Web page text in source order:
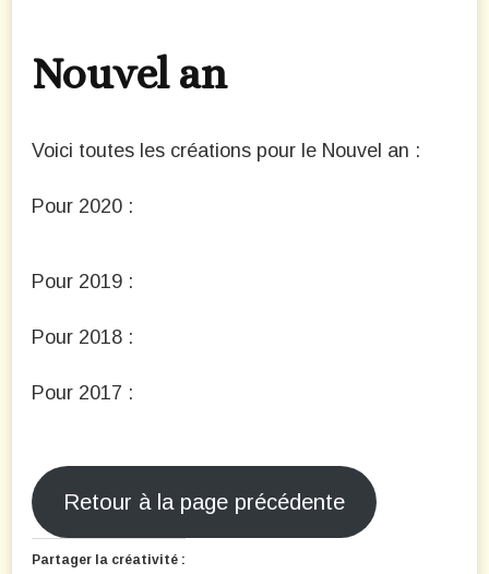
Nouvel an
Voici toutes les créations pour le Nouvel an :
Pour 2020 :
Pour 2019 :
Pour 2018 :
Pour 2017 :
Retour à la page précédente
Partager la créativité :